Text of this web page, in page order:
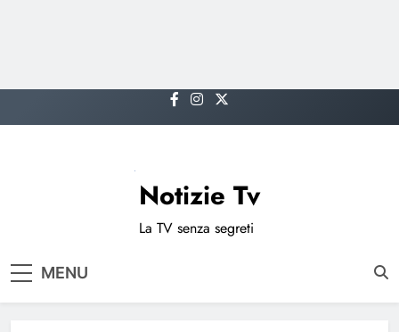
to
Notizie Tv
La TV senza segreti
MENU